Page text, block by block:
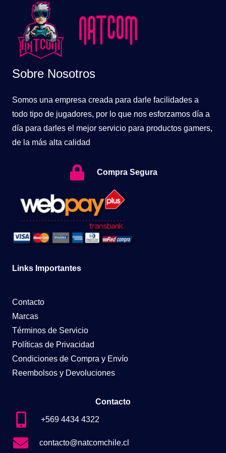
Sobre Nosotros
Somos una empresa creada para darle facilidades a
todo tipo de jugadores, por lo que nos esforzamos día a
día para darles el mejor servicio para productos gamers,
de la más alta calidad
Compra Segura
Links Importantes
Contacto
Marcas
Términos de Servicio
Políticas de Privacidad
Condiciones de Compra y Envío
Reembolsos y Devoluciones
Contacto
+569 4434 4322
contacto@natcomchile.cl